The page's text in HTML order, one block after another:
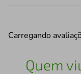
Carregando
Quem